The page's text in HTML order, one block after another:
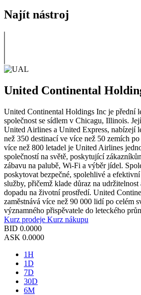
Najít nástroj
United Continental
United Continental Holdings Inc je přední
společnost se sídlem v Chicagu, Illinois.
United Airlines a United Express, nabízejí
než 350 destinací ve více než 50 zemích
více než 800 letadel je United Airlines
společností na světě, poskytující
zábavu na palubě, Wi-Fi a výběr jídel.
poskytovat bezpečné, spolehlivé a
služby, přičemž klade důraz na udržitelnost
dopadu na životní prostředí. United
zaměstnává více než 90 000 lidí po celém
významného přispěvatele do leteckého
Kurz prodeje Kurz nákupu
BID 0.0000
ASK 0.0000
1H
1D
7D
30D
6M